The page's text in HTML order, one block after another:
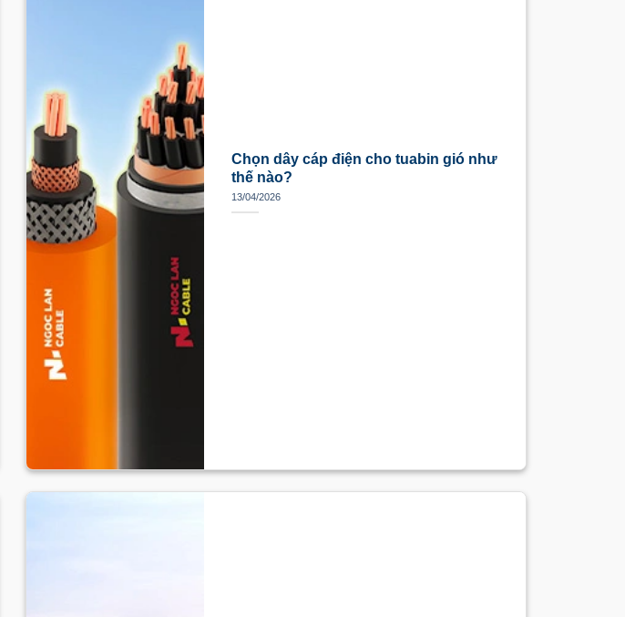
Chọn dây cáp điện cho tuabin gió như
thế nào?
13/04/2026